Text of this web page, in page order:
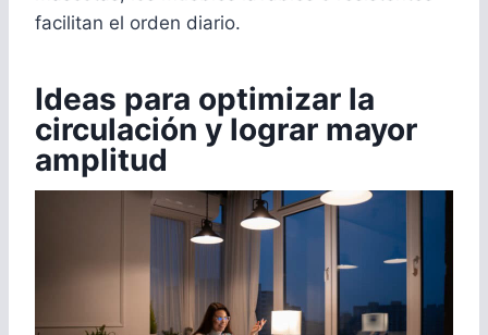
facilitan el orden diario.
Ideas para optimizar la
circulación y lograr mayor
amplitud